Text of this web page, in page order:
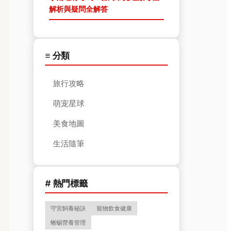
解析與疑問全解答
≡ 分類
旅行攻略
萌宠星球
美食地圖
生活隨筆
# 熱門標籤
守宮飼養秘訣
寵物飲食健康
蜥蜴營養管理